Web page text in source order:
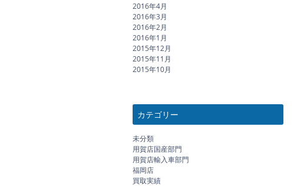
2016年4月
2016年3月
2016年2月
2016年1月
2015年12月
2015年11月
2015年10月
カテゴリー
未分類
用賀店国産部門
用賀店輸入車部門
福岡店
買取実績